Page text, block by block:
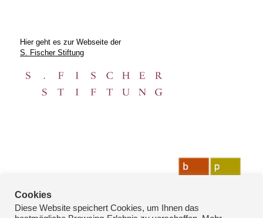
Hier geht es zur Webseite der
S. Fischer Stiftung
Cookies
Diese Website speichert Cookies, um Ihnen das